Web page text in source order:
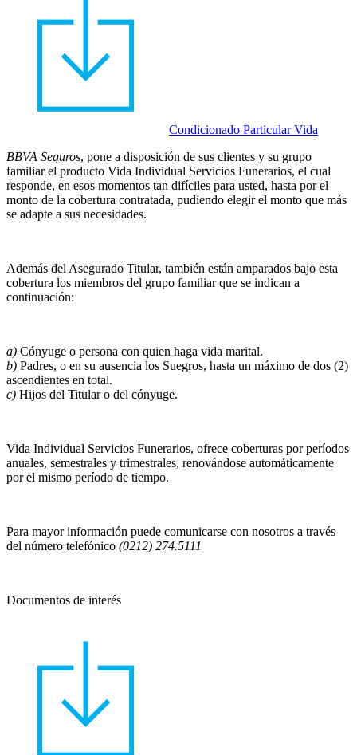
Condicionado Particular Vida
BBVA Seguros, pone a disposición de sus clientes y su grupo
familiar el producto Vida Individual Servicios Funerarios, el cual
responde, en esos momentos tan difíciles para usted, hasta por el
monto de la cobertura contratada, pudiendo elegir el monto que más
se adapte a sus necesidades.
Además del Asegurado Titular, también están amparados bajo esta
cobertura los miembros del grupo familiar que se indican a
continuación:
a) Cónyuge o persona con quien haga vida marital.
b) Padres, o en su ausencia los Suegros, hasta un máximo de dos (2)
ascendientes en total.
c) Hijos del Titular o del cónyuge.
Vida Individual Servicios Funerarios, ofrece coberturas por períodos
anuales, semestrales y trimestrales, renovándose automáticamente
por el mismo período de tiempo.
Para mayor información puede comunicarse con nosotros a través
del número telefónico (0212) 274.5111
Documentos de interés